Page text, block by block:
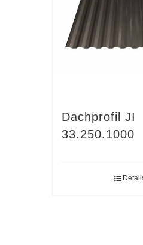
Dachprofil JI
33.250.1000